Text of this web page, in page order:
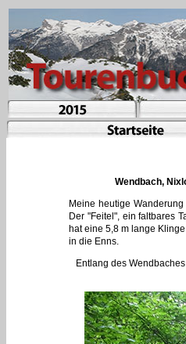
Wendbach,
Meine heutige
Der "Feitel", ein faltbares
hat eine 5,8 m lange
in die Enns.
Entlang des